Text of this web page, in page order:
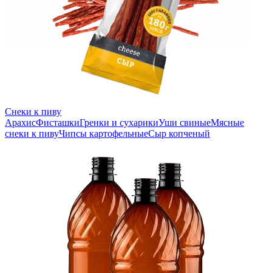
Снеки к пиву
АрахисФисташкиГренки и сухарикиУши свиныеМясные
снеки к пивуЧипсы картофельныеСыр копченый